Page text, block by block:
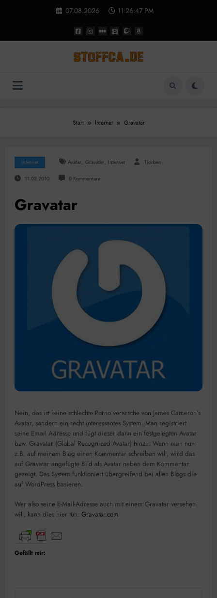
07.08.2026 11:26:47 PM
Start Internet Gravatar
Internet Avatar, Gravatar, Internet Tjorben
11.03.2010 0 Kommentare
Gravatar
Nein, das ist keine schlechte Porno verarsche von James Cameron’s
Avatar, sondern ein recht interessantes System. Man registriert
seine Email Adresse und fügt dieser dann ein festgelegten Avatar
bzw. Gravatar (Global Recognized Avatar) hinzu. Wenn man nun
z.B. auf meinem Blog einen Kommentar schreiben will, wird das
auf Gravatar angefügte Bild als Avatar neben dem Kommentar
gezeigt. Das System funktioniert übergreifend bei allen Blogs die
auf WordPress basieren.
Wer also seine E-Mail-Adresse auch mit einem Gravatar versehen
will, kann dies hier tun: Gravatar.com
Gefällt mir: